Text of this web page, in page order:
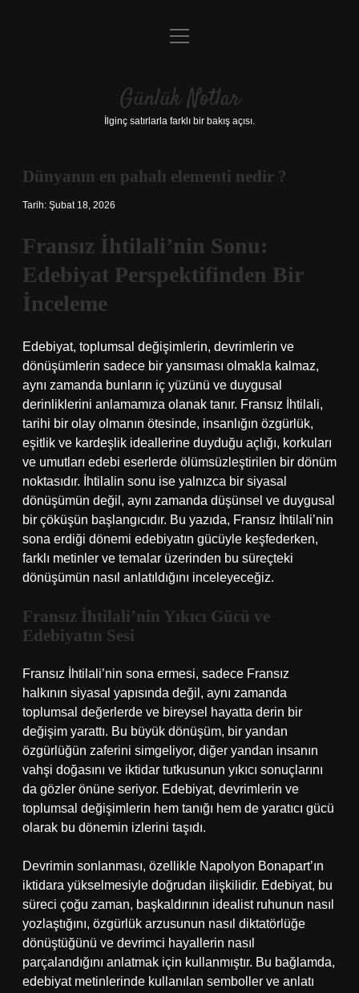
Anasayfa
Yasal Uyarı
menüyü
Günlük Notlar
İlginç satırlarla farklı bir bakış açısı.
Dünyanın en pahalı elementi nedir ?
Tarih: Şubat 18, 2026
Fransız İhtilali’nin Sonu:
Edebiyat Perspektifinden Bir
İnceleme
Edebiyat, toplumsal değişimlerin, devrimlerin ve
dönüşümlerin sadece bir yansıması olmakla kalmaz,
aynı zamanda bunların iç yüzünü ve duygusal
derinliklerini anlamamıza olanak tanır. Fransız İhtilali,
tarihi bir olay olmanın ötesinde, insanlığın özgürlük,
eşitlik ve kardeşlik ideallerine duyduğu açlığı, korkuları
ve umutları edebi eserlerde ölümsüzleştirilen bir dönüm
noktasıdır. İhtilalin sonu ise yalnızca bir siyasal
dönüşümün değil, aynı zamanda düşünsel ve duygusal
bir çöküşün başlangıcıdır. Bu yazıda, Fransız İhtilali’nin
sona erdiği dönemi edebiyatın gücüyle keşfederken,
farklı metinler ve temalar üzerinden bu süreçteki
dönüşümün nasıl anlatıldığını inceleyeceğiz.
Fransız İhtilali’nin Yıkıcı Gücü ve
Edebiyatın Sesi
Fransız İhtilali’nin sona ermesi, sadece Fransız
halkının siyasal yapısında değil, aynı zamanda
toplumsal değerlerde ve bireysel hayatta derin bir
değişim yarattı. Bu büyük dönüşüm, bir yandan
özgürlüğün zaferini simgeliyor, diğer yandan insanın
vahşi doğasını ve iktidar tutkusunun yıkıcı sonuçlarını
da gözler önüne seriyor. Edebiyat, devrimlerin ve
toplumsal değişimlerin hem tanığı hem de yaratıcı gücü
olarak bu dönemin izlerini taşıdı.
Devrimin sonlanması, özellikle Napolyon Bonapart’ın
iktidara yükselmesiyle doğrudan ilişkilidir. Edebiyat, bu
süreci çoğu zaman, başkaldırının idealist ruhunun nasıl
yozlaştığını, özgürlük arzusunun nasıl diktatörlüğe
dönüştüğünü ve devrimci hayallerin nasıl
parçalandığını anlatmak için kullanmıştır. Bu bağlamda,
edebiyat metinlerinde kullanılan semboller ve anlatı